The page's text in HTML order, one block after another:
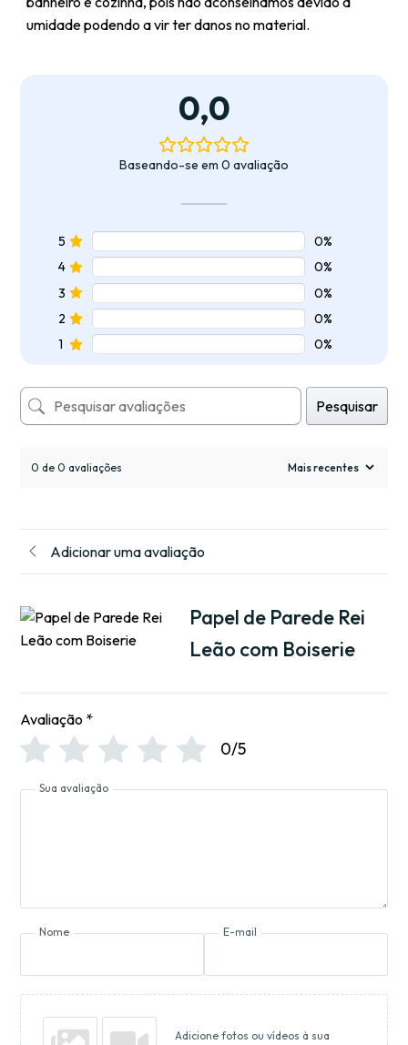
umidade podendo a vir ter danos no material.
0,0
Baseando-se em 0 avaliação
5
0%
4
0%
3
0%
2
0%
1
0%
Pesquisar
0 de 0 avaliações
Adicionar uma avaliação
Papel de Parede Rei
Leão com Boiserie
Avaliação *
0/5
Sua avaliação
Nome E-mail
Adicione fotos ou vídeos à sua